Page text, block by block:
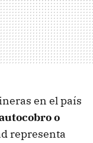
en el país
o
representa